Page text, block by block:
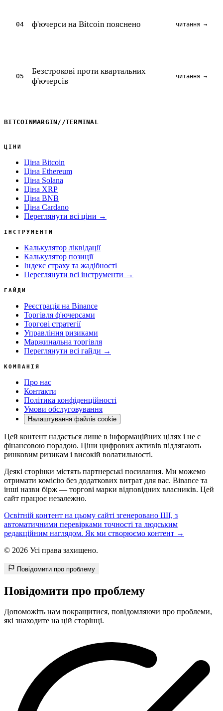
04 ф'ючерси на Bitcoin пояснено читання →
05
Безстрокові проти квартальних
ф'ючерсів
читання →
BITCOINMARGIN //TERMINAL
ЦІНИ
Ціна Bitcoin
Ціна Ethereum
Ціна Solana
Ціна XRP
Ціна BNB
Ціна Cardano
Переглянути всі ціни →
ІНСТРУМЕНТИ
Калькулятор ліквідації
Калькулятор позиції
Індекс страху та жадібності
Переглянути всі інструменти →
ГАЙДИ
Реєстрація на Binance
Торгівля ф'ючерсами
Торгові стратегії
Управління ризиками
Маржинальна торгівля
Переглянути всі гайди →
КОМПАНІЯ
Про нас
Контакти
Політика конфіденційності
Умови обслуговування
Налаштування файлів cookie
Цей контент надається лише в інформаційних цілях і не є
фінансовою порадою. Ціни цифрових активів підлягають
ринковим ризикам і високій волатильності.
Деякі сторінки містять партнерські посилання. Ми можемо
отримати комісію без додаткових витрат для вас. Binance та
інші назви бірж — торгові марки відповідних власників. Цей
сайт працює незалежно.
Освітній контент на цьому сайті згенеровано ШІ, з
автоматичними перевірками точності та людським
редакційним наглядом. Як ми створюємо контент →
© 2026 Усі права захищено.
Повідомити про проблему
Повідомити про проблему
Допоможіть нам покращитися, повідомляючи про проблеми,
які знаходите на цій сторінці.